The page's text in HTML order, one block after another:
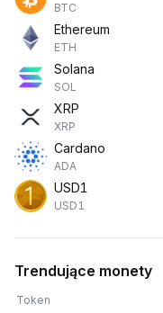
BTC
Ethereum
ETH
Solana
SOL
XRP
XRP
Cardano
ADA
USD1
USD1
Trendujące monety
Token